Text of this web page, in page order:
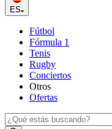
ES
Fútbol
Fórmula 1
Tenis
Rugby
Conciertos
Otros
Ofertas